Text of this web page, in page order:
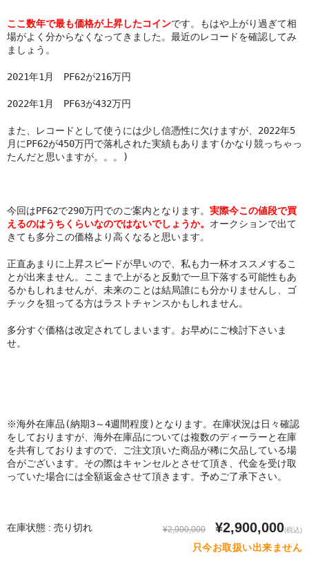
ここ数年で最も価格が上昇したコインです。もはや上がり過ぎて相
場がよく分からなくなってきました。最近のレコードを確認してみ
ましょう。
2021年1月 PF62が216万円
2022年1月 PF63が432万円
また、レコードとして使うには少し信憑性に欠けますが、2022年5
月にPF62が450万円で落札された実績もあります(かなり競っちゃっ
たんだと思いますが。。。)
今回はPF62で290万円でのご案内となります。 実際今この値段で買
えるのはうちくらいなのではないでしょうか。 オークションで出て
きても多分この価格より高くなると思います。
正直あまりに上昇スピードが早いので、私も力一杯オススメするこ
とが出来ません。ここまで上がると反動で一旦下落する可能性もあ
るかもしれませんが、未来のことは結局誰にも分かりませんし、ゴ
チックを狙ってる方はラストチャンスかもしれません。
多分すぐ価格は改定されてしまいます。お早めにご検討下さいま
せ。
※海外在庫品(納期3～4週間程度)となります。在庫状況は日々確認
をしておりますが、海外在庫品については複数のディーラーと在庫
を共有しておりますので、ご注文頂いた商品が稀に欠品している場
合がございます。その際はキャンセルとさせて頂き、代金を受け取
っていた場合には全額返金させて頂きます。予めご了承下さい。
在庫状態 : 売り切れ ¥2,900,000 ¥2,900,000(税込)
只今お取扱い出来ません